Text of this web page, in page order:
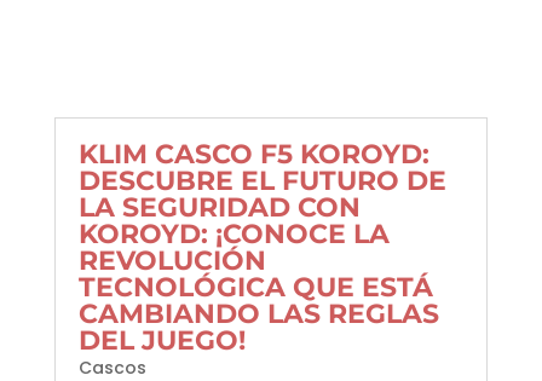
KLIM CASCO F5 KOROYD:
DESCUBRE EL FUTURO DE
LA SEGURIDAD CON
KOROYD: ¡CONOCE LA
REVOLUCIÓN
TECNOLÓGICA QUE ESTÁ
CAMBIANDO LAS REGLAS
DEL JUEGO!
Cascos